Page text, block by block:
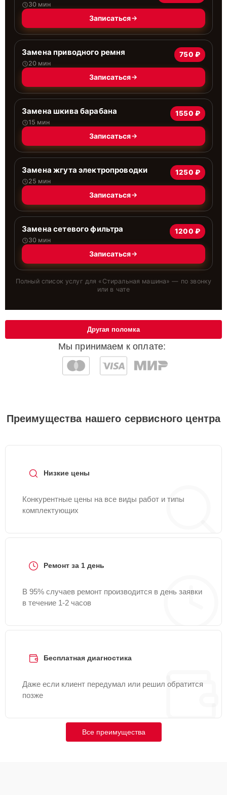
30 мин
Записаться
Замена приводного ремня
20 мин
750 ₽
Записаться
Замена шкива барабана
15 мин
1550 ₽
Записаться
Замена жгута электропроводки
25 мин
1250 ₽
Записаться
Замена сетевого фильтра
30 мин
1200 ₽
Записаться
Полный список услуг для « Стиральная машина» — по звонку
или в чате
Мы принимаем к оплате:
Другая поломка
Преимущества нашего сервисного центра
Низкие цены
Конкурентные цены на все виды работ и типы
комплектующих
Ремонт за 1 день
В 95% случаев ремонт производится в день заявки
в течение 1-2 часов
Бесплатная диагностика
Даже если клиент передумал или решил обратится
позже
Все преимущества